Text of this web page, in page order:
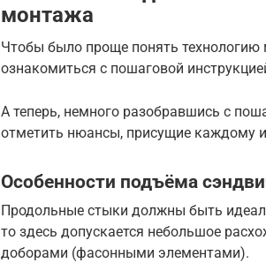
монтажа
Чтобы было проще понять
ознакомиться с пошаговой
А теперь, немного разобравшись с
отметить нюансы, присущие каждому
Особенности подъёма
Продольные стыки должны быть
то здесь допускается небольшое
доборами (фасонными элементами).